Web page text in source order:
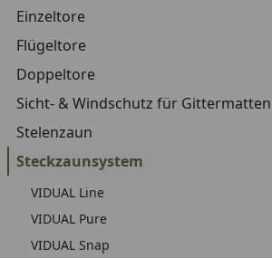
Einzeltore
Flügeltore
Doppeltore
Sicht- & Windschutz für Gittermatten
Stelenzaun
Steckzaunsystem
VIDUAL Line
VIDUAL Pure
VIDUAL Snap